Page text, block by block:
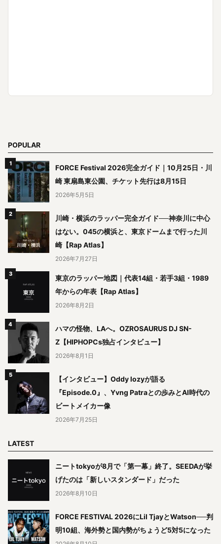
POPULAR
FORCE Festival 2026完全ガイド｜10月25日・川
崎 東扇島東公園、チケット先行は8月15日
2026年5月5日
川崎・横浜のラッパー完全ガイド──神奈川に中心
はない。045の横浜と、東京ドームまで行った川
崎【Rap Atlas】
2026年7月27日
東京のラッパー地図｜代表14組・若手3組・1989
年からの年表【Rap Atlas】
2026年8月2日
ハマの怪物、LAへ。OZROSAURUS DJ SN-
Z【HIPHOPCs独占インタビュー】
2026年8月1日
【インタビュー】Oddy lozyが語る
『Episode.0』、Yvng Patraとの歩みとAI時代の
ビートメイカー像
2026年7月25日
LATEST
ニートtokyoが8月で「第一幕」終了。SEEDAが挙
げたのは「新しいスタンダード」だった
2026年8月10日
FORCE FESTIVAL 2026にLil TjayとWatson──判
明10組、海外勢と国内勢がちょうど5対5になった